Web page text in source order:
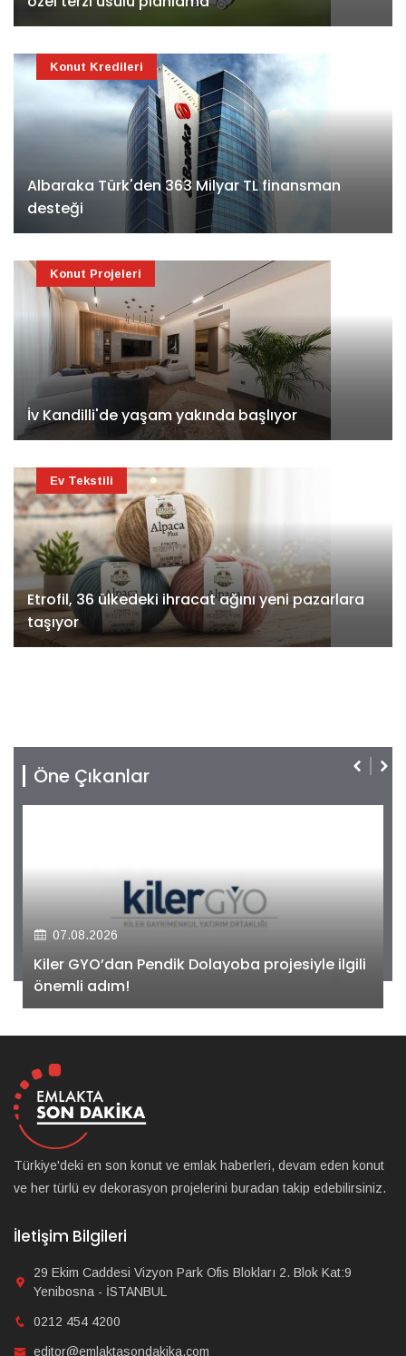
Albaraka Türk'den 363 Milyar TL finansman
desteği
Konut Kredileri
İv Kandilli'de yaşam yakında başlıyor
Konut Projeleri
Etrofil, 36 ülkedeki ihracat ağını yeni pazarlara
taşıyor
Ev Tekstili
Öne Çıkanlar
07.08.2026
Kiler GYO’dan Pendik Dolayoba projesiyle ilgili
önemli adım!
Türkiye'deki en son konut ve emlak haberleri, devam eden konut
ve her türlü ev dekorasyon projelerini buradan takip edebilirsiniz.
İletişim Bilgileri
29 Ekim Caddesi Vizyon Park Ofis Blokları 2. Blok Kat:9
Yenibosna - İSTANBUL
0212 454 4200
editor@emlaktasondakika.com